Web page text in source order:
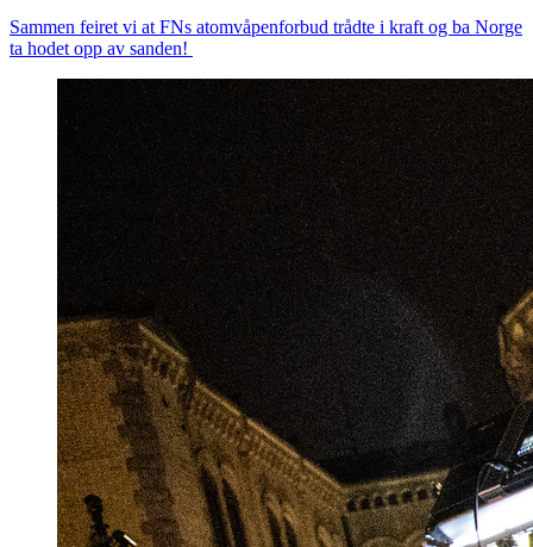
Sammen feiret vi at FNs atomvåpenforbud trådte i kraft og ba Norge
ta hodet opp av sanden!